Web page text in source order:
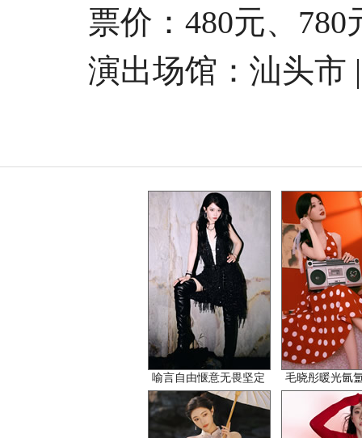
票价：480元、780
演出场馆：汕头市
喻言自由惬意无畏坚定 毛晓彤暖光氤